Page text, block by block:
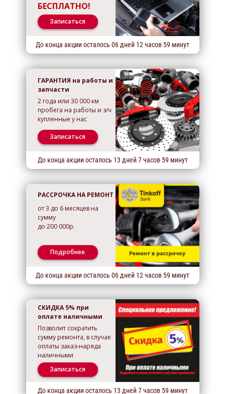
БЕСПЛАТНО!
Записаться
До конца акции осталось 06 дней 12 часов 59 минут
ГАРАНТИЯ на работы и
запчасти
2 года или 30 000 км
пробега на работы и з/ч
купленные у нас
Записаться
До конца акции осталось 13 дней7часов 59 минут
РАССРОЧКА НА РЕМОНТ
от 3 до 6 месяцев на
сумму
до 200 000р.
Подробнее
До конца акции осталось 06 дней 12 часов 59 минут
СКИДКА 5% при
оплате наличными
Позволит сократить
сумму ремонта, в случае
оплаты заказ-наряда
наличными
Записаться
До конца акции осталось 13 дней7часов 59 минут